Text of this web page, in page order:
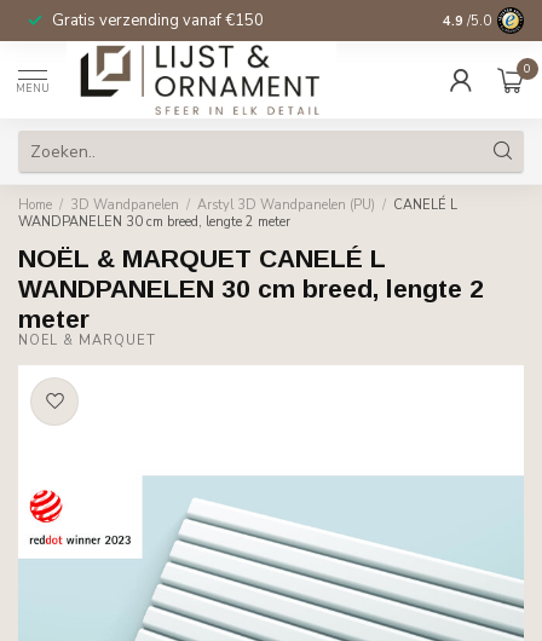
Gratis verzending vanaf €150 14 dagen
4.9 /5.0
MENU
0
Home / 3D Wandpanelen / Arstyl 3D Wandpanelen (PU) / CANELÉ L
WANDPANELEN 30 cm breed, lengte 2 meter
NOËL & MARQUET CANELÉ L
WANDPANELEN 30 cm breed, lengte 2
meter
NOËL & MARQUET